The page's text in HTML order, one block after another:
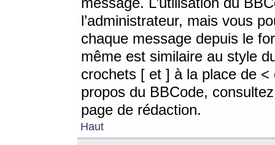
l’administrateur, mais vous
chaque message depuis le
même est similaire au style
crochets [ et ] à la place de <
propos du BBCode,
page de rédaction.
Haut